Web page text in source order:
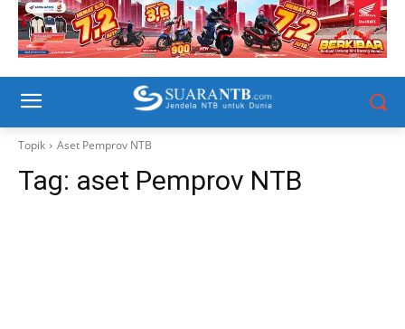
Topik Aset Pemprov NTB
Tag: aset Pemprov NTB